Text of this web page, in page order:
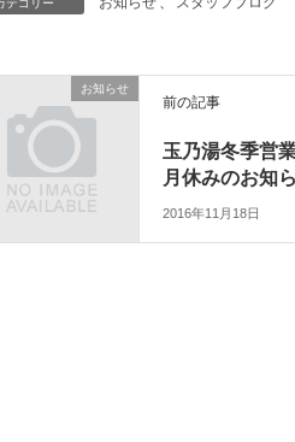
テゴリー
お知らせ
前の記事
玉乃湯冬季営
月休みのお知
2016年11月18日